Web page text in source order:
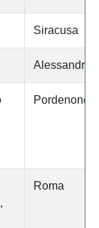
Siracusa
Alessandria
Pordenone
Roma